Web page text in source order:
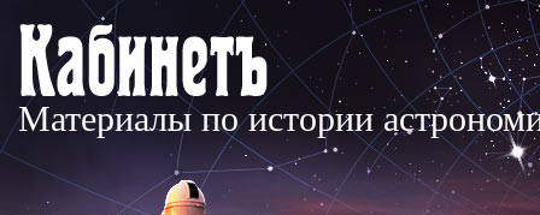
Материалы по истории